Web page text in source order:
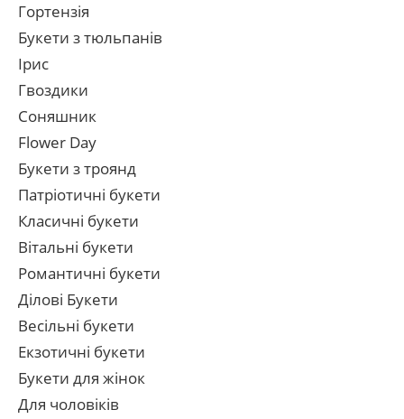
Гортензія
Букети з тюльпанів
Ірис
Гвоздики
Соняшник
Flower Day
Букети з троянд
Патріотичні букети
Класичні букети
Вітальні букети
Романтичні букети
Ділові Букети
Весільні букети
Екзотичні букети
Букети для жінок
Для чоловіків